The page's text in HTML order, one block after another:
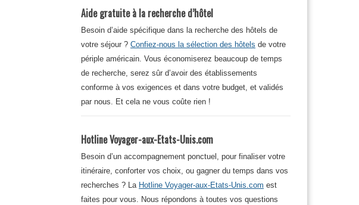
Aide gratuite à la recherche d’hôtel
Besoin d’aide spécifique dans la recherche des hôtels de
votre séjour ? Confiez-nous la sélection des hôtels de votre
périple américain. Vous économiserez beaucoup de temps
de recherche, serez sûr d’avoir des établissements
conforme à vos exigences et dans votre budget, et validés
par nous. Et cela ne vous coûte rien !
Hotline Voyager-aux-Etats-Unis.com
Besoin d’un accompagnement ponctuel, pour finaliser votre
itinéraire, conforter vos choix, ou gagner du temps dans vos
recherches ? La Hotline Voyager-aux-Etats-Unis.com est
faites pour vous. Nous répondons à toutes vos questions